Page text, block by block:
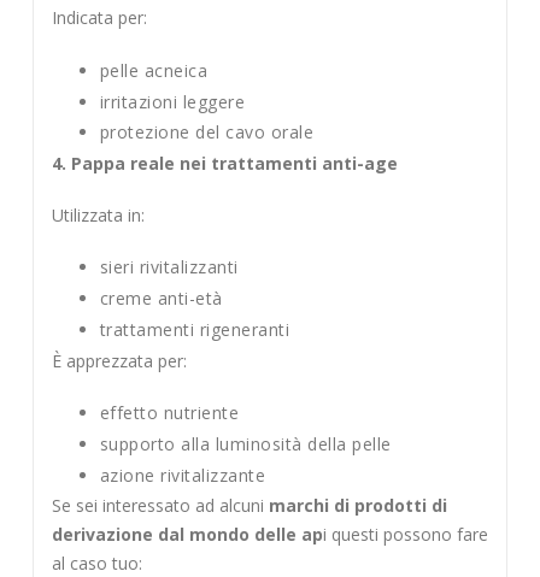
Indicata per:
pelle acneica
irritazioni leggere
protezione del cavo orale
4. Pappa reale nei trattamenti anti-age
Utilizzata in:
sieri rivitalizzanti
creme anti-età
trattamenti rigeneranti
È apprezzata per:
effetto nutriente
supporto alla luminosità della pelle
azione rivitalizzante
Se sei interessato ad alcuni marchi di prodotti di
derivazione dal mondo delle api questi possono fare
al caso tuo: